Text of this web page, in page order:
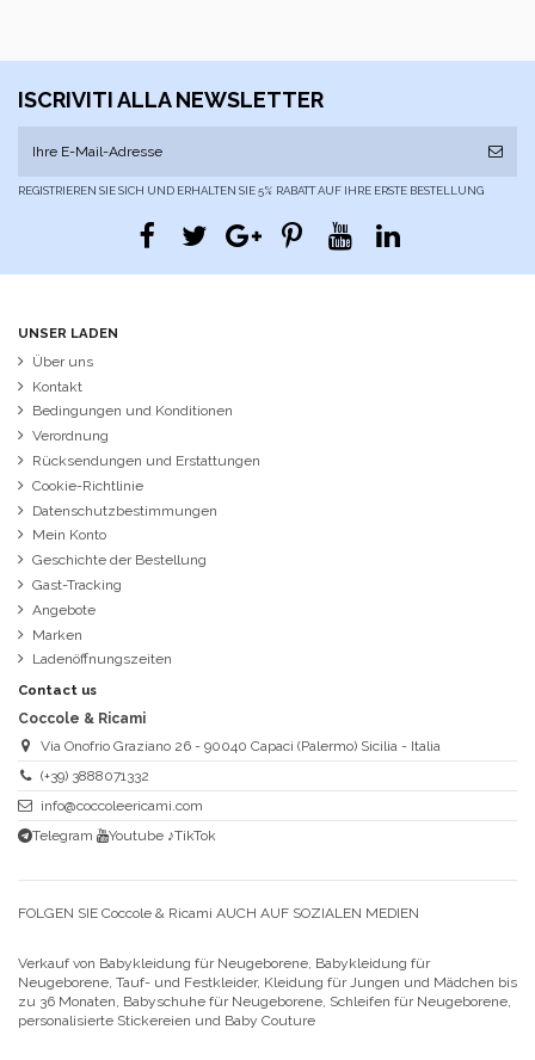
ISCRIVITI ALLA NEWSLETTER
REGISTRIEREN SIE SICH UND ERHALTEN SIE 5% RABATT AUF IHRE ERSTE BESTELLUNG
UNSER LADEN
Über uns
Kontakt
Bedingungen und Konditionen
Verordnung
Rücksendungen und Erstattungen
Cookie-Richtlinie
Datenschutzbestimmungen
Mein Konto
Geschichte der Bestellung
Gast-Tracking
Angebote
Marken
Ladenöffnungszeiten
Contact us
Coccole & Ricami
Via Onofrio Graziano 26 - 90040 Capaci (Palermo) Sicilia - Italia
(+39) 3888071332
info@coccoleericami.com
Telegram
Youtube ♪TikTok
FOLGEN SIE Coccole & Ricami AUCH AUF SOZIALEN MEDIEN
Verkauf von Babykleidung für Neugeborene, Babykleidung für
Neugeborene, Tauf- und Festkleider, Kleidung für Jungen und Mädchen bis
zu 36 Monaten, Babyschuhe für Neugeborene, Schleifen für Neugeborene,
personalisierte Stickereien und Baby Couture